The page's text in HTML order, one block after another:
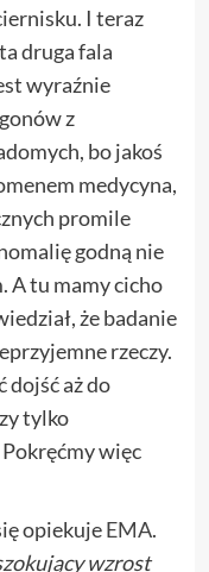
I teraz
druga fala
wyraźnie
z
bo jakoś
medycyna,
promile
godną nie
A tu mamy cicho
że badanie
rzeczy.
dojść aż do
tylko
więc
opiekujeEMA.
wzrost